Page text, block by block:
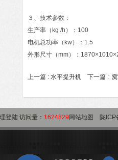
３、技术参数：
生产率（kg /h）：100
电机总功率（kw）：1.5
外形尺寸（mm）：
上一篇 : 水平提升机 下一篇 :
登陆 访问量： 1624829 网站地图 陇